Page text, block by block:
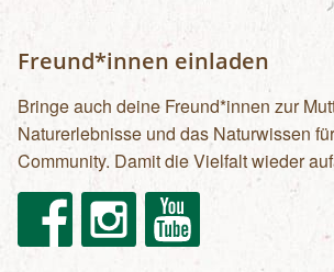
Freund*innen einladen
Bringe auch deine Freund*innen zur
Naturerlebnisse und das Naturwissen
Community. Damit die Vielfalt wieder
FacebookInstagram Youtube